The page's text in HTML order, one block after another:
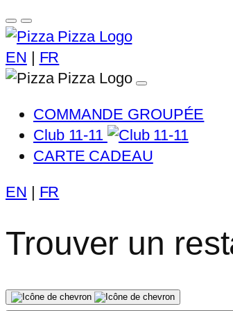
EN | FR
COMMANDE GROUPÉE
Club 11-11
CARTE CADEAU
EN | FR
Trouver un